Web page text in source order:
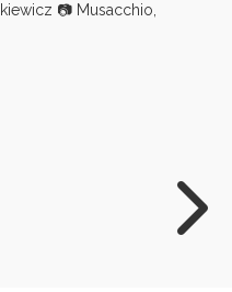
📷 Musacchio,